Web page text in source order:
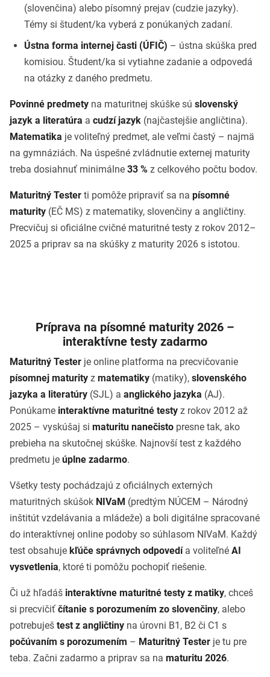
(slovenčina) alebo písomný prejav (cudzie jazyky).
Témy si študent/ka vyberá z ponúkaných zadaní.
Ústna forma internej časti (ÚFIČ) – ústna skúška pred
komisiou. Študent/ka si vytiahne zadanie a odpovedá
na otázky z daného predmetu.
Povinné predmety na maturitnej skúške sú slovenský
jazyk a literatúra a cudzí jazyk (najčastejšie angličtina).
Matematika je voliteľný predmet, ale veľmi častý – najmä
na gymnáziách. Na úspešné zvládnutie externej maturity
treba dosiahnuť minimálne 33 % z celkového počtu bodov.
Maturitný Tester ti pomôže pripraviť sa na písomné
maturity (EČ MS) z matematiky, slovenčiny a angličtiny.
Precvičuj si oficiálne cvičné maturitné testy z rokov 2012–
2025 a priprav sa na skúšky z maturity 2026 s istotou.
Príprava na písomné maturity 2026 –
interaktívne testy zadarmo
Maturitný Tester je online platforma na precvičovanie
písomnej maturity z matematiky (matiky), slovenského
jazyka a literatúry (SJL) a anglického jazyka (AJ).
Ponúkame interaktívne maturitné testy z rokov 2012 až
2025 – vyskúšaj si maturitu nanečisto presne tak, ako
prebieha na skutočnej skúške. Najnovší test z každého
predmetu je úplne zadarmo.
Všetky testy pochádzajú z oficiálnych externých
maturitných skúšok NIVaM (predtým NÚCEM – Národný
inštitút vzdelávania a mládeže) a boli digitálne spracované
do interaktívnej online podoby so súhlasom NIVaM. Každý
test obsahuje kľúče správnych odpovedía voliteľné AI
vysvetlenia, ktoré ti pomôžu pochopiť riešenie.
Či už hľadáš interaktívne maturitné testy z matiky, chceš
si precvičiť čítanie s porozumením zo slovenčiny, alebo
potrebuješ test z angličtiny na úrovni B1, B2 či C1 s
počúvaním s porozumením – Maturitný Tester je tu pre
teba. Začni zadarmo a priprav sa na maturitu 2026.